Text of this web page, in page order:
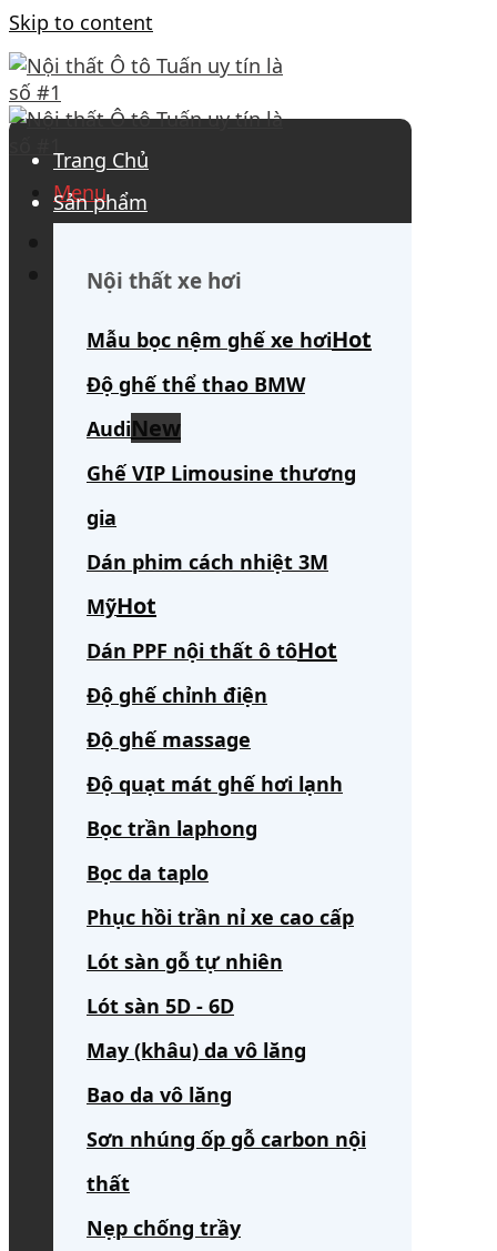
Skip to content
Menu
Search for:
Trang Chủ
Sản phẩm
Nội thất xe hơi
Mẫu bọc nệm ghế xe hơi
Độ ghế thể thao BMW
Audi
Ghế VIP Limousine thương
gia
Dán phim cách nhiệt 3M
Mỹ
Dán PPF nội thất ô tô
Độ ghế chỉnh điện
Độ ghế massage
Độ quạt mát ghế hơi lạnh
Bọc trần laphong
Bọc da taplo
Phục hồi trần nỉ xe cao cấp
Lót sàn gỗ tự nhiên
Lót sàn 5D - 6D
May (khâu) da vô lăng
Bao da vô lăng
Sơn nhúng ốp gỗ carbon nội
thất
Nẹp chống trầy